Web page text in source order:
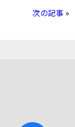
次の記事 »